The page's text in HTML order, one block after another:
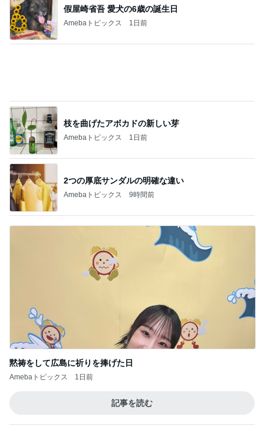
黙祷をして広島に祈りを捧げた日
体の相性まで良すぎる婚約者との事
Amebaトピックス 1日前
株主優待券で行った温泉旅行
Amebaトピックス 1日前
ネイルチェンジ前の最高な組み合わせ
Amebaトピックス
1日前